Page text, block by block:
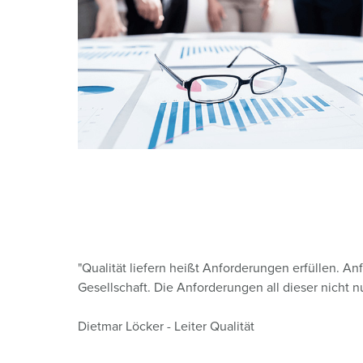
PRCD - Mobiler Personenschutz
Steckdosenkombinationen
X-CONTACT®
Bergbau
Industrielle Anwendungen
Messen und Events
Tunnel und Bahnhöfe
Werften und Häfen
Internationale Standards
SCHUKO®
Kleinspannung
Standorte
"Qualität liefern heißt Anforderungen erfüllen.
Gesellschaft. Die Anforderungen all dieser nicht
Dietmar Löcker - Leiter Qualität